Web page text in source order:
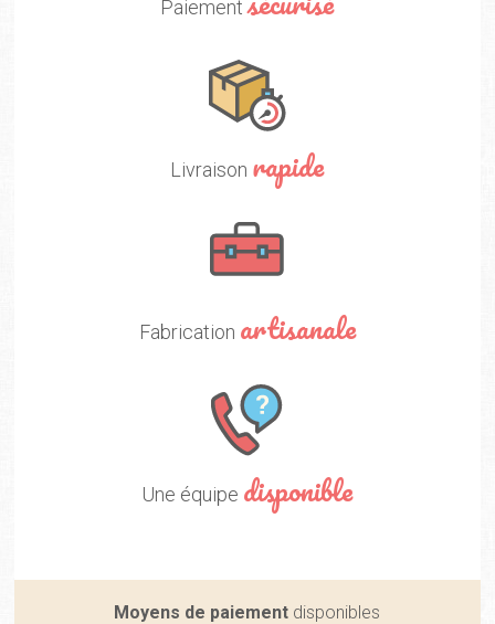
Paiement
Livraison rapide
Fabrication artisanale
Une équipe disponible
Moyens de paiement disponibles